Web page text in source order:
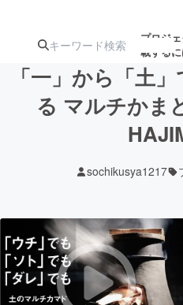
プロジ
載する
注目の新着プ
テクノロジー・ガジ
映像・映画
「一」から「土
る マルチかま
sochikusya1217